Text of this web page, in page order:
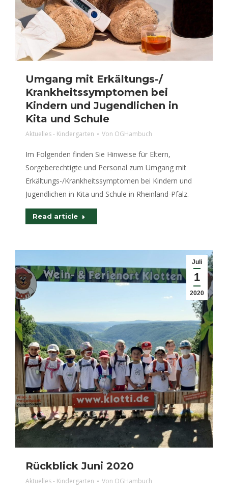
Umgang mit Erkältungs-/
Krankheitssymptomen bei
Kindern und Jugendlichen in
Kita und Schule
Aktuelles - Kindergarten Von OGHambuch
Im Folgenden finden Sie Hinweise für Eltern,
Sorgeberechtigte und Personal zum Umgang mit
Erkältungs-/Krankheitssymptomen bei Kindern und
Jugendlichen in Kita und Schule in Rheinland-Pfalz.
Read article
Juli
1
2020
Rückblick Juni 2020
Aktuelles - Kindergarten Von OGHambuch